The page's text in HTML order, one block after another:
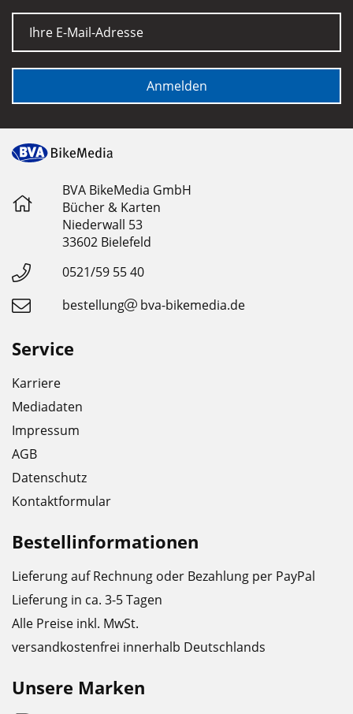
E-Mail
Anmelden
BVA BikeMedia GmbH
Bücher & Karten
Niederwall 53
33602 Bielefeld
0521/59 55 40
bestellung
bva-bikemedia.de
Service
Karriere
Mediadaten
Impressum
AGB
Datenschutz
Kontaktformular
Bestellinformationen
Lieferung auf Rechnung oder Bezahlung per PayPal
Lieferung in ca. 3-5 Tagen
Alle Preise inkl. MwSt.
versandkostenfrei innerhalb Deutschlands
Unsere Marken